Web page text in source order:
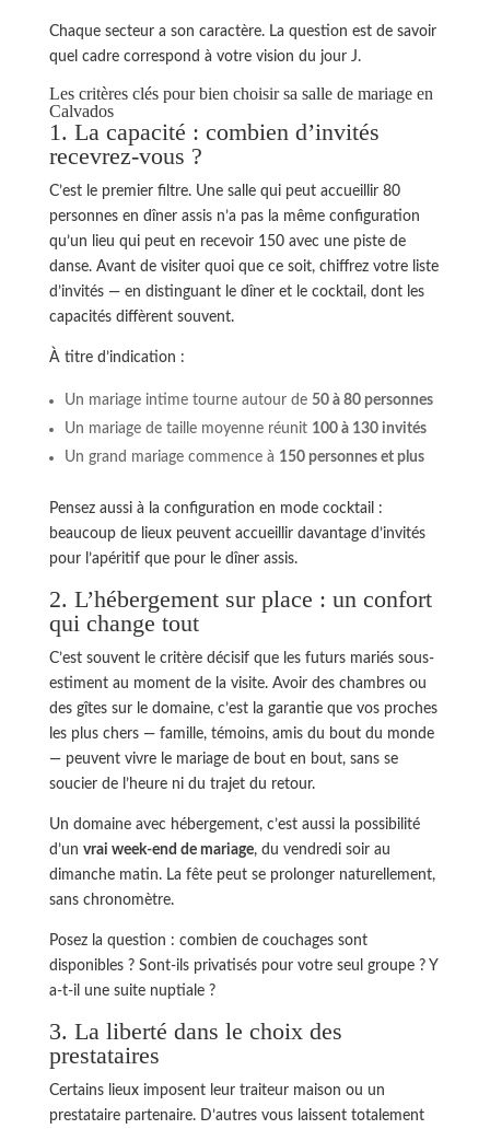
Chaque secteur a son caractère. La question est de savoir
quel cadre correspond à votre vision du jour J.
Les critères clés pour bien choisir sa salle de mariage en
Calvados
1. La capacité : combien d’invités
recevrez-vous ?
C’est le premier filtre. Une salle qui peut accueillir 80
personnes en dîner assis n’a pas la même configuration
qu’un lieu qui peut en recevoir 150 avec une piste de
danse. Avant de visiter quoi que ce soit, chiffrez votre liste
d’invités — en distinguant le dîner et le cocktail, dont les
capacités diffèrent souvent.
À titre d’indication :
Un mariage intime tourne autour de 50 à 80 personnes
Un mariage de taille moyenne réunit 100 à 130 invités
Un grand mariage commence à 150 personnes et plus
Pensez aussi à la configuration en mode cocktail :
beaucoup de lieux peuvent accueillir davantage d’invités
pour l’apéritif que pour le dîner assis.
2. L’hébergement sur place : un confort
qui change tout
C’est souvent le critère décisif que les futurs mariés sous-
estiment au moment de la visite. Avoir des chambres ou
des gîtes sur le domaine, c’est la garantie que vos proches
les plus chers — famille, témoins, amis du bout du monde
— peuvent vivre le mariage de bout en bout, sans se
soucier de l’heure ni du trajet du retour.
Un domaine avec hébergement, c’est aussi la possibilité
d’un vrai week-end de mariage, du vendredi soir au
dimanche matin. La fête peut se prolonger naturellement,
sans chronomètre.
Posez la question : combien de couchages sont
disponibles ? Sont-ils privatisés pour votre seul groupe ? Y
a-t-il une suite nuptiale ?
3. La liberté dans le choix des
prestataires
Certains lieux imposent leur traiteur maison ou un
prestataire partenaire. D’autres vous laissent totalement